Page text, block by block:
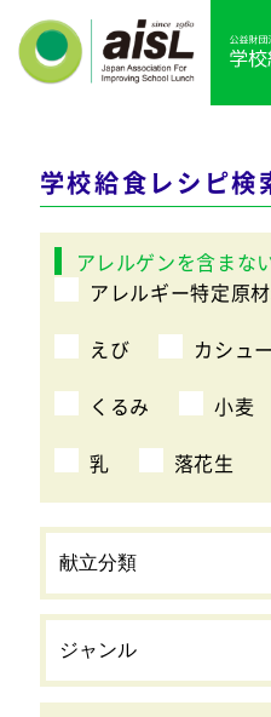
学校給食レシピ検
アレルゲンを含まな
アレルギー特定原
えび
カシュ
くるみ
小麦
乳
落花生